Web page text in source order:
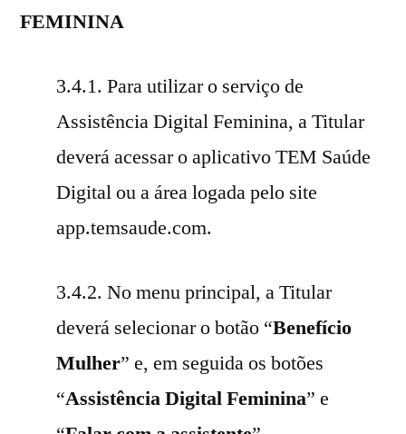
FEMININA
3.4.1. Para utilizar o serviço de
Assistência Digital Feminina, a Titular
deverá acessar o aplicativo TEM Saúde
Digital ou a área logada pelo site
app.temsaude.com.
3.4.2. No menu principal, a Titular
deverá selecionar o botão “Benefício
Mulher” e, em seguida os botões
“Assistência Digital Feminina” e